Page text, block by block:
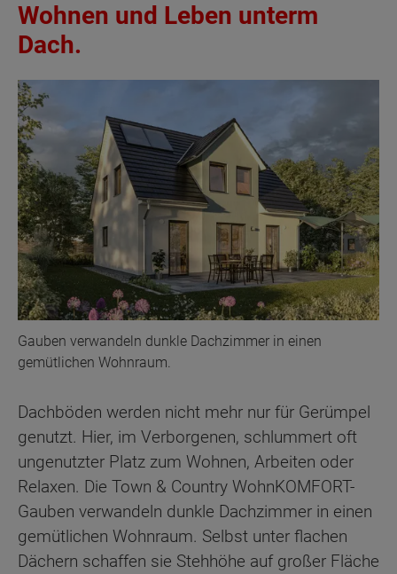
Wohnen und Leben unterm
Dach.
Gauben verwandeln dunkle Dachzimmer in einen
gemütlichen Wohnraum.
Dachböden werden nicht mehr nur für Gerümpel
genutzt. Hier, im Verborgenen, schlummert oft
ungenutzter Platz zum Wohnen, Arbeiten oder
Relaxen. Die Town & Country WohnKOMFORT-
Gauben verwandeln dunkle Dachzimmer in einen
gemütlichen Wohnraum. Selbst unter flachen
Dächern schaffen sie Stehhöhe auf großer Fläche